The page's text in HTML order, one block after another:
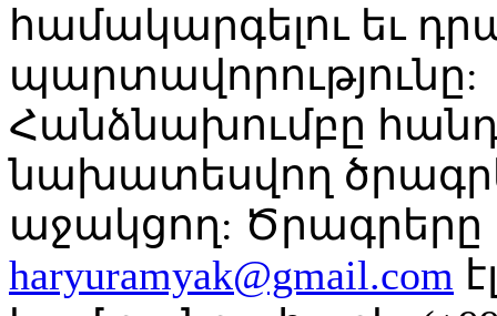
համակարգելու եւ
պարտավորությունը:
Հանձնախումբը
նախատեսվող
աջակցող: Ծրագրերը
haryuramyak@gmail.com